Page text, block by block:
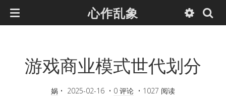
心作乱象
游戏商业模式世代划分
娲 • 2025-02-16 • 0 评论 • 1027 阅读